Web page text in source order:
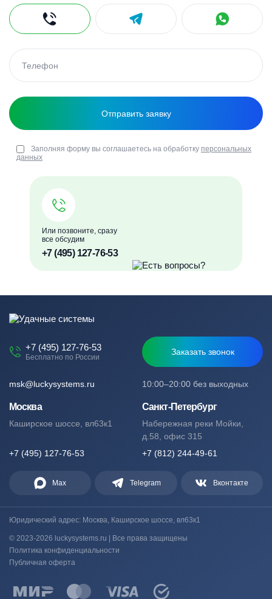
Или позвоните, сразу
все обсудим
+7 (495) 127-76-53
Заполняя форму вы соглашаетесь на обработку персональных
данных
+7 (495) 127-76-53
Бесплатно по России
Заказать звонок
10:00–20:00 без выходных
msk@luckysystems.ru
Москва
Каширское шоссе, вл63к1
+7 (495) 127-76-53
Санкт-Петербург
Набережная реки Мойки,
д.58, офис 315
+7 (812) 244-49-61
Max Telegram Вконтакте
Юридический адрес: Москва, Каширское шоссе, вл63к1
© 2023-2026 luckysystems.ru | Все права защищены
Политика конфиденциальности
Публичная оферта